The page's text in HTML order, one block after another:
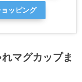
ッピング
マグカップま